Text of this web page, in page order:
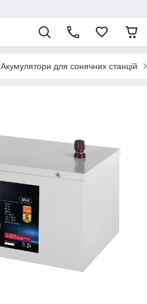
Акумулятори для сонячних станцій